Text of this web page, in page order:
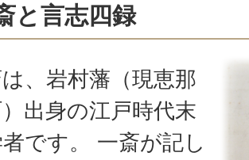
と言志四録
、岩村藩（現恵那
出身の江戸時代末
です。 一斎が記し